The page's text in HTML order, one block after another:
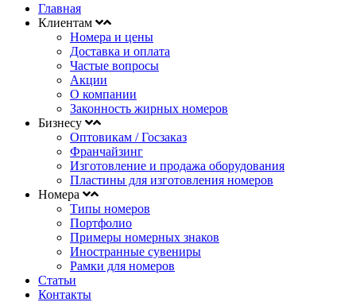
Главная
Клиентам
Номера и цены
Доставка и оплата
Частые вопросы
Акции
О компании
Законность жирных номеров
Бизнесу
Оптовикам / Госзаказ
Франчайзинг
Изготовление и продажа оборудования
Пластины для изготовления номеров
Номера
Типы номеров
Портфолио
Примеры номерных знаков
Иностранные сувениры
Рамки для номеров
Статьи
Контакты